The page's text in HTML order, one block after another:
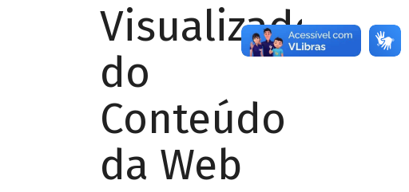
Visualizador
do
Conteúdo
da Web